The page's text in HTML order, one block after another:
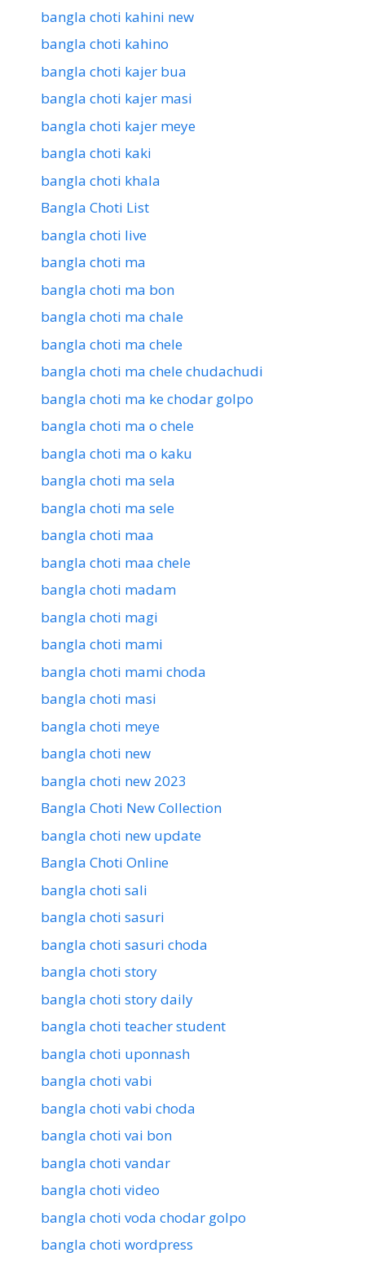
bangla choti kahini new
bangla choti kahino
bangla choti kajer bua
bangla choti kajer masi
bangla choti kajer meye
bangla choti kaki
bangla choti khala
Bangla Choti List
bangla choti live
bangla choti ma
bangla choti ma bon
bangla choti ma chale
bangla choti ma chele
bangla choti ma chele chudachudi
bangla choti ma ke chodar golpo
bangla choti ma o chele
bangla choti ma o kaku
bangla choti ma sela
bangla choti ma sele
bangla choti maa
bangla choti maa chele
bangla choti madam
bangla choti magi
bangla choti mami
bangla choti mami choda
bangla choti masi
bangla choti meye
bangla choti new
bangla choti new 2023
Bangla Choti New Collection
bangla choti new update
Bangla Choti Online
bangla choti sali
bangla choti sasuri
bangla choti sasuri choda
bangla choti story
bangla choti story daily
bangla choti teacher student
bangla choti uponnash
bangla choti vabi
bangla choti vabi choda
bangla choti vai bon
bangla choti vandar
bangla choti video
bangla choti voda chodar golpo
bangla choti wordpress